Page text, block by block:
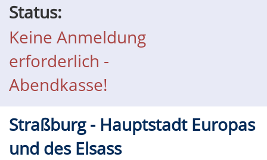
Status:
Keine Anmeldung
erforderlich -
Abendkasse!
Straßburg - Hauptstadt Europas
und des Elsass